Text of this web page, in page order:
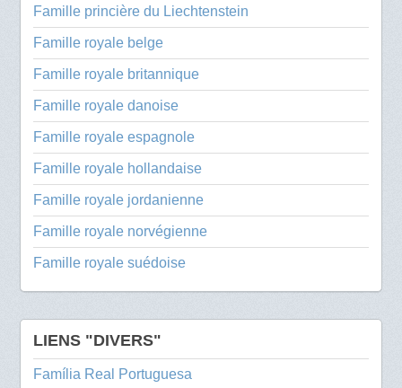
Famille princière du Liechtenstein
Famille royale belge
Famille royale britannique
Famille royale danoise
Famille royale espagnole
Famille royale hollandaise
Famille royale jordanienne
Famille royale norvégienne
Famille royale suédoise
LIENS "DIVERS"
Família Real Portuguesa